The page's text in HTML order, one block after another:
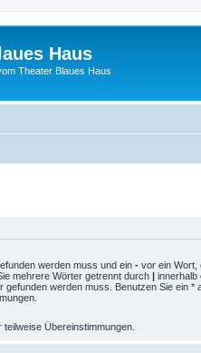
Haus
Theater Blaues Haus
werden muss und ein - vor ein Wort,
mehrere Wörter getrennt durch | innerhalb
gefunden werden muss. Benutzen Sie ein *
Übereinstimmungen.